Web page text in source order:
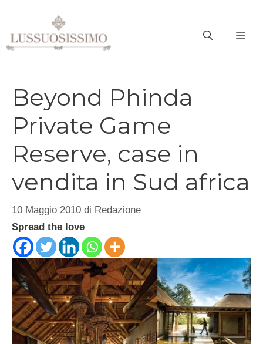
contenuto
Beyond Phinda
Private Game
Reserve, case in
vendita in Sud africa
10 Maggio 2010 di Redazione
Spread the love